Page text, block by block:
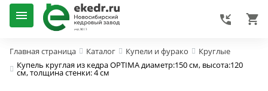
Главная страница Каталог Купели и фурако
Круглые
Купель круглая из кедра OPTIMA диаметр:150 см, высота:120
см, толщина стенки: 4 см